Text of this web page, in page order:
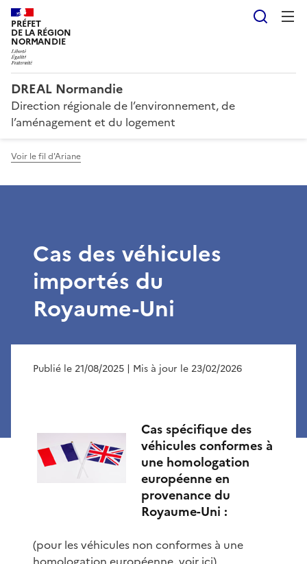
PRÉFET
DE LA RÉGION
NORMANDIE
DREAL Normandie
Direction régionale de l’environnement, de
l’aménagement et du logement
Voir le fil d'Ariane
Cas des véhicules
importés du
Royaume-Uni
Publié le 21/08/2025 | Mis à jour le 23/02/2026
Cas spécifique des
véhicules conformes à
une homologation
européenne en
provenance du
Royaume-Uni :
(pour les véhicules non conformes à une